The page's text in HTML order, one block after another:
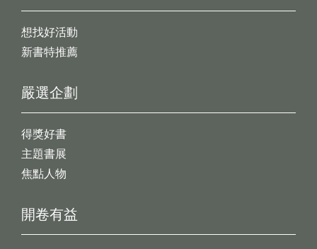
想找好活動
新書特推薦
開卷有益
嚴選企劃
得獎好書
主題書展
焦點人物